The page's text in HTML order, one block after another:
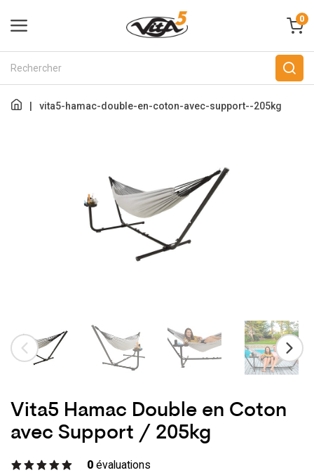
0
| vita5-hamac-double-en-coton-avec-support--205kg
Vita5 Hamac Double en Coton
avec Support / 205kg
0évaluations